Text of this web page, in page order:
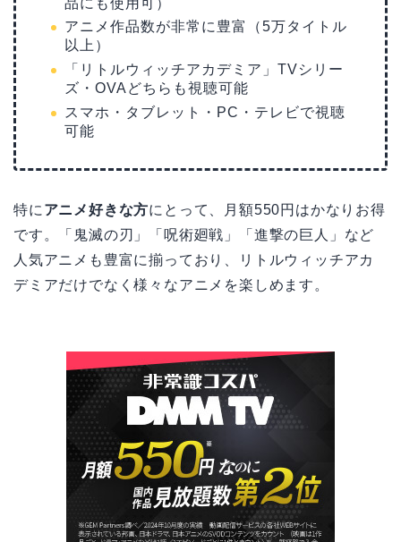
アニメ作品数が非常に豊富（5万タイトル
以上）
「リトルウィッチアカデミア」TVシリー
ズ・OVAどちらも視聴可能
スマホ・タブレット・PC・テレビで視聴
可能
特に アニメ好きな方にとって、月額550円はかなりお得
です。「鬼滅の刃」「呪術廻戦」「進撃の巨人」など
人気アニメも豊富に揃っており、リトルウィッチアカ
デミアだけでなく様々なアニメを楽しめます。